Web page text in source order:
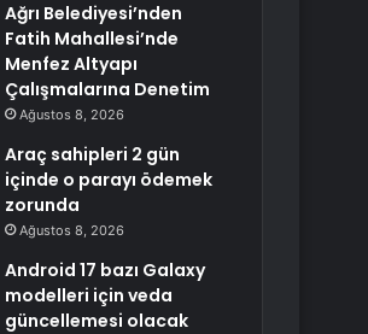
Ağrı Belediyesi’nden
Fatih Mahallesi’nde
Menfez Altyapı
Çalışmalarına Denetim
Ağustos 8, 2026
Araç sahipleri 2 gün
içinde o parayı ödemek
zorunda
Ağustos 8, 2026
Android 17 bazı Galaxy
modelleri için veda
güncellemesi olacak